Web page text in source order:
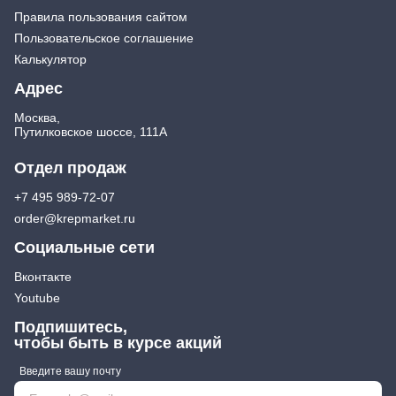
Экстракторы
Заклепочники
Ключи (упаковки)
Лестницы, стремянки
Стремянки
Хранение инструмента
Ящики, Кейсы, Органайзеры
Средства индивидуальной защиты
Защита глаз, Головы
Плащи и дождевики
Бытовая химия
Освежители воздуха и ароматизаторы
Средства для мытья посуды
Средства для стирки и ухода за бельем
Средства чистящие и моющие для дома
Правила пользования сайтом
Пользовательское соглашение
Калькулятор
Адрес
Москва,
Путилковское шоссе, 111А
Отдел продаж
+7 495 989-72-07
order@krepmarket.ru
Социальные сети
Вконтакте
Youtube
Подпишитесь,
чтобы быть в курсе акций
Введите вашу почту